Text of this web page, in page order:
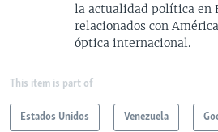
la actualidad política en
relacionados con
óptica internacional.
This item is part of
Estados Unidos Venezuela